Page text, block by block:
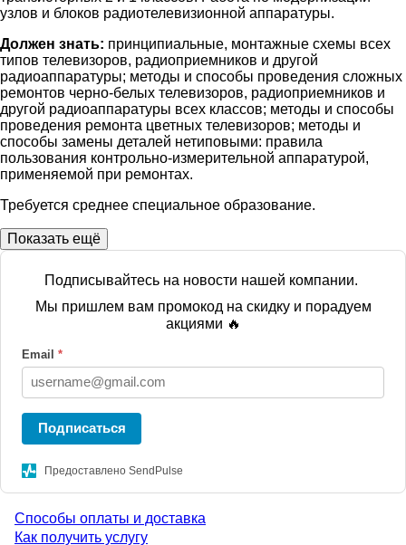
узлов и блоков радиотелевизионной аппаратуры.
Должен знать: принципиальные, монтажные схемы всех
типов телевизоров, радиоприемников и другой
радиоаппаратуры; методы и способы проведения сложных
ремонтов черно-белых телевизоров, радиоприемников и
другой радиоаппаратуры всех классов; методы и способы
проведения ремонта цветных телевизоров; методы и
способы замены деталей нетиповыми: правила
пользования контрольно-измерительной аппаратурой,
применяемой при ремонтах.
Требуется среднее специальное образование.
Показать ещё
Подписывайтесь на новости нашей компании.
Мы пришлем вам промокод на скидку и порадуем
акциями 🔥
Email *
Подписаться
Предоставлено SendPulse
Menu
Способы оплаты и доставка
Как получить услугу